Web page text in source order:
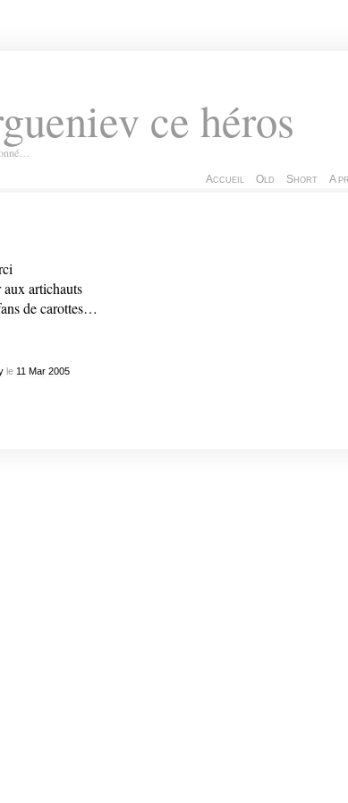
ce héros
Accueil Old Short A
artichauts
de carottes…
le 11 Mar 2005